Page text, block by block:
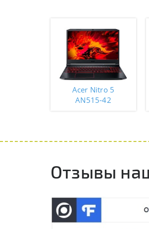
Acer Nitro 5
AN515-42
Отзывы